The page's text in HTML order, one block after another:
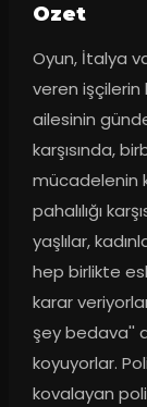
Ozet
Oyun, İtalya
veren işçilerin
ailesinin
karşısında,
mücadelenin
pahalılığı
yaşlılar,
hep birlikte
karar
şey bedava''
koyuyorlar.
kovalayan